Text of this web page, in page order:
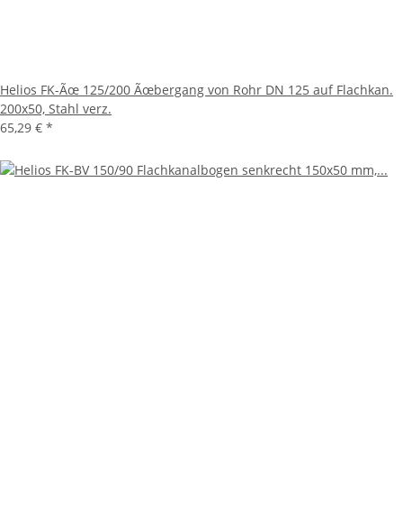
Helios FK-Ãœ 125/200 Ãœbergang von Rohr DN 125 auf Flachkan.
200x50, Stahl verz.
65,29 € *